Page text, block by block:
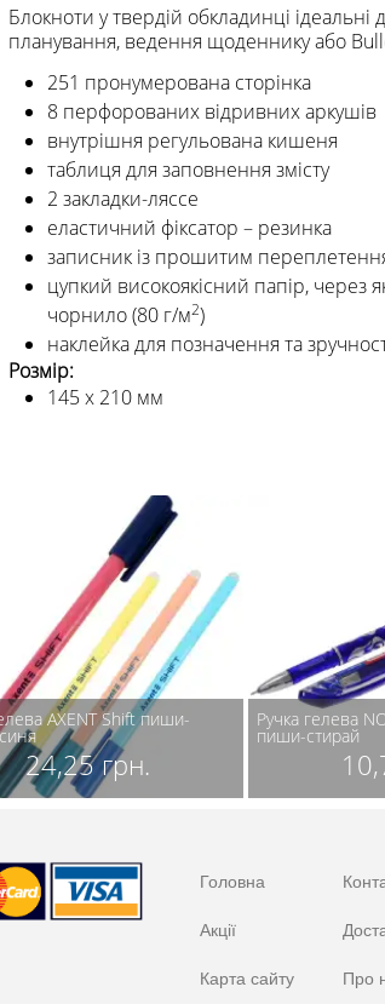
Блокноти у твердій обкладинці
планування, ведення щоденнику або
251 пронумерована сторінка
8 перфорованих відривних аркушів
внутрішня регульована кишеня
таблиця для заповнення змісту
2 закладки-ляссе
еластичний фіксатор – резинка
записник із прошитим
цупкий високоякісний папір, через
чорнило (80 г/м2)
наклейка для позначення та
Розмір:
145 х 210 мм
AXENT Shift пиши-
24,25 грн.
Ручка гелева
пиши-стирай
Головна
Акції
Карта сайту Про